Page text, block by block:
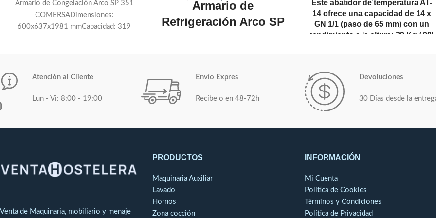
Armario de Congelación Arco SP 351
COMERSADimensiones:
600x637x1981 mmCapacidad: 319
-16C +-20ºC
Armario de
Refrigeración Arco SP
351 FARMACIA
Consumo:
Exterior en acero plastificado negra
mate y cámara totalmente en acero inox
Este abatidor de temperatura AT-
14 ofrece una capacidad de 14 x
GN 1/1 (paso de 65 mm) con un
rendimiento a la altura: 39 Kg / 90'
Las sondas de corazón están
incluidas, así como la conectividad
Atención al Cliente
Lun - Vi: 8:00 - 19:00
Envío Expres
Recíbelo en 48-72h
Devoluciones
30 Días desde la
Venta de Maquinaria, mobiliario y menaje
PRODUCTOS
Maquinaria Auxiliar
Lavado
Hornos
Zona cocción
INFORMACIÓN
Mi Cuenta
Política de Cookies
Términos y Condiciones
Política de Privacidad